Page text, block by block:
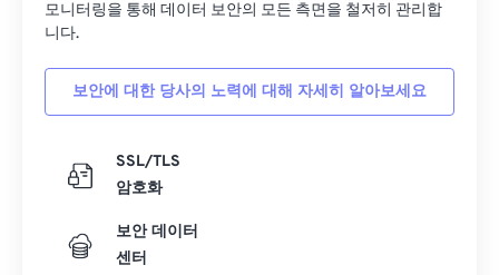
모니터링을 통해 데이터 보안의 모든 측면을 철저히 관리합
니다.
보안에 대한 당사의 노력에 대해 자세히 알아보세요
SSL/TLS
암호화
보안 데이터
센터